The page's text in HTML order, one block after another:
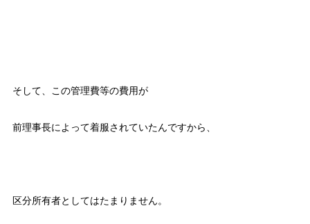
そして、この管理費等の費用が
前理事長によって着服されていたんですから、
区分所有者としてはたまりません。